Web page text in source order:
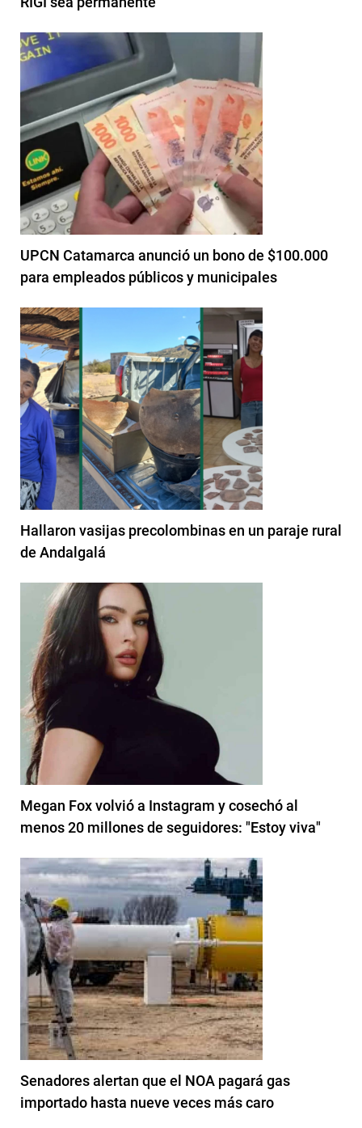
UPCN Catamarca anunció un bono de $100.000
para empleados públicos y municipales
Hallaron vasijas precolombinas en un paraje rural
de Andalgalá
Megan Fox volvió a Instagram y cosechó al
menos 20 millones de seguidores: "Estoy viva"
Senadores alertan que el NOA pagará gas
importado hasta nueve veces más caro